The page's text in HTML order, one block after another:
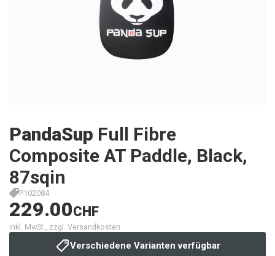
PandaSup Full Fibre
Composite AT Paddle, Black,
87sqin
P102084
229.00CHF
inkl. MwSt., zzgl. Versandkosten
Verschiedene Varianten verfügbar